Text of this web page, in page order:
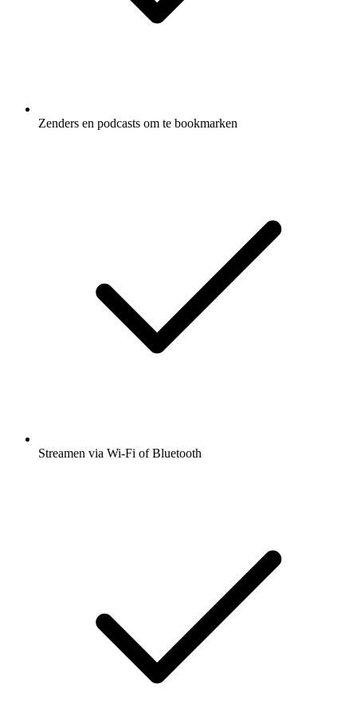
Zenders en podcasts om te bookmarken
Streamen via Wi-Fi of Bluetooth